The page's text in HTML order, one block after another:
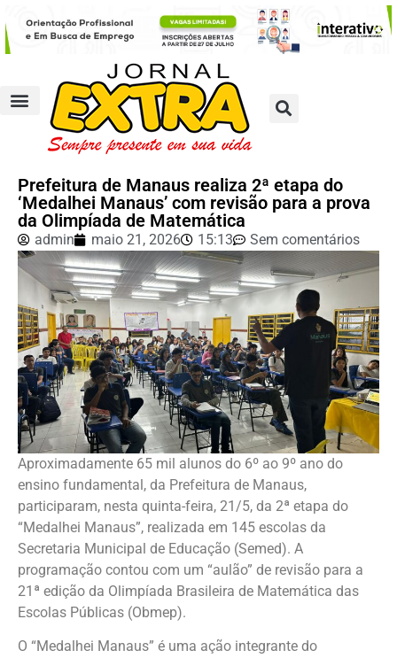
Prefeitura de Manaus realiza 2ª etapa do
‘Medalhei Manaus’ com revisão para a prova
da Olimpíada de Matemática
admin maio 21, 2026 15:13 Sem comentários
Aproximadamente 65 mil alunos do 6º ao 9º ano do
ensino fundamental, da Prefeitura de Manaus,
participaram, nesta quinta-feira, 21/5, da 2ª etapa do
“Medalhei Manaus”, realizada em 145 escolas da
Secretaria Municipal de Educação (Semed). A
programação contou com um “aulão” de revisão para a
21ª edição da Olimpíada Brasileira de Matemática das
Escolas Públicas (Obmep).
O “Medalhei Manaus” é uma ação integrante do